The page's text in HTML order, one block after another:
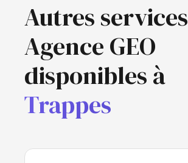
Autres services
Agence GEO
disponibles à
Trappes